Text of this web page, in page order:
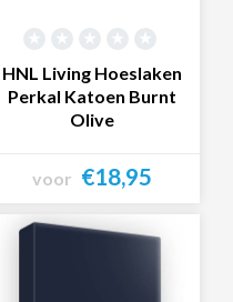
HNL Living Hoeslaken
Perkal Katoen Burnt
Olive
voor €18,95
Bekijk product